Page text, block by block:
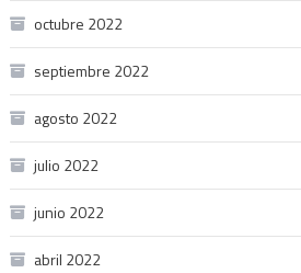
octubre 2022
septiembre 2022
agosto 2022
julio 2022
junio 2022
abril 2022